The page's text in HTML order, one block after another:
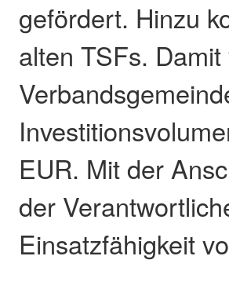
gefördert. Hinzu
alten TSFs.
EUR. Mit der
der
Einsatzfähigkeit